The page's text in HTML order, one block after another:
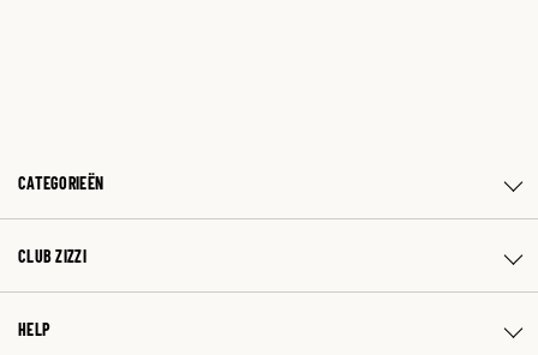
CATEGORIEËN
CLUB ZIZZI
HELP